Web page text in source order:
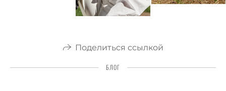
Поделиться ссылкой
БЛОГ